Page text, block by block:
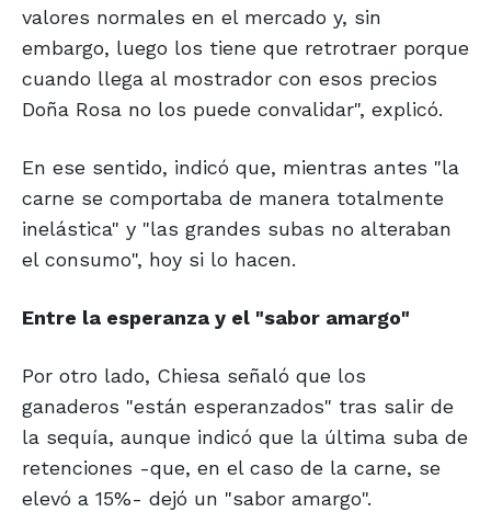
valores normales en el mercado y, sin
embargo, luego los tiene que retrotraer porque
cuando llega al mostrador con esos precios
Doña Rosa no los puede convalidar", explicó.
En ese sentido, indicó que, mientras antes "la
carne se comportaba de manera totalmente
inelástica" y "las grandes subas no alteraban
el consumo", hoy si lo hacen.
Entre la esperanza y el "sabor amargo"
Por otro lado, Chiesa señaló que los
ganaderos "están esperanzados" tras salir de
la sequía, aunque indicó que la última suba de
retenciones -que, en el caso de la carne, se
elevó a 15%- dejó un "sabor amargo".